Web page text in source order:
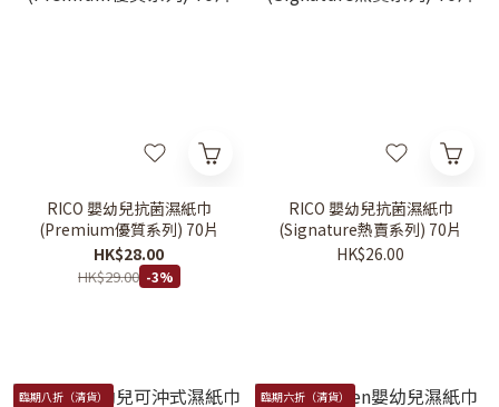
RICO 嬰幼兒抗菌濕紙巾
(Premium優質系列) 70片
HK$28.00
HK$29.00 -3%
RICO 嬰幼兒抗菌濕紙巾
(Signature熱賣系列) 70片
HK$26.00
臨期八折（清貨） 臨期六折（清貨）